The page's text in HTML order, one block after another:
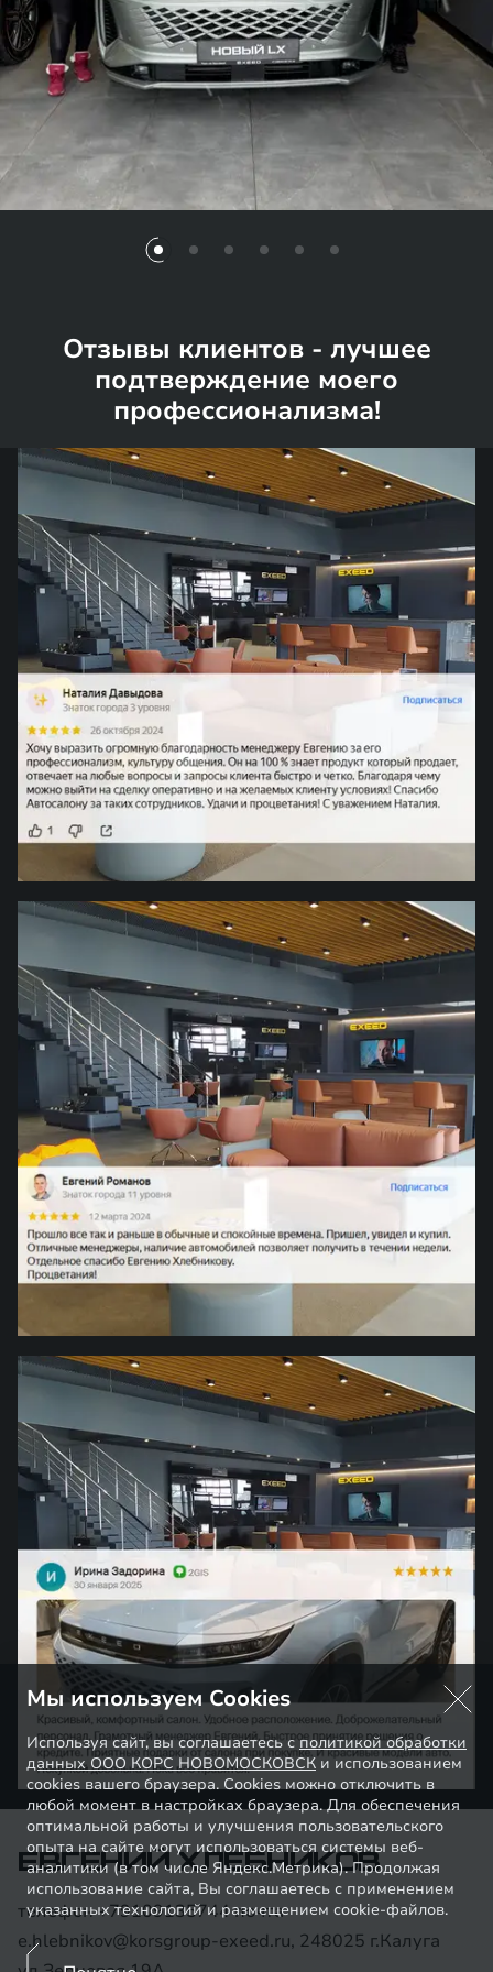
Отзывы клиентов - лучшее
подтверждение моего
профессионализма!
ЕВГЕНИЙ ХЛЕБНИКОВ
телефон +79109135744 почта
e.hlebnikov@korsgroup-exeed.ru, 248025 г.Калуга
Мы используем Cookies
Используя сайт, вы соглашаетесь сполитикой обработки
данных ООО КОРС НОВОМОСКОВСКи использованием
cookies вашего браузера. Cookies можно отключить в
любой момент в настройках браузера. Для обеспечения
оптимальной работы и улучшения пользовательского
опыта на сайте могут использоваться системы веб-
аналитики (в том числе Яндекс.Метрика). Продолжая
использование сайта, Вы соглашаетесь с применением
указанных технологий и размещением cookie-файлов.